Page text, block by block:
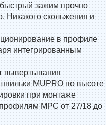
зажим прочно
Никакого скольжения и
в профиле
интегрированным
вывертывания
MUPRO по высоте
при монтаже
MPC от 27/18 до